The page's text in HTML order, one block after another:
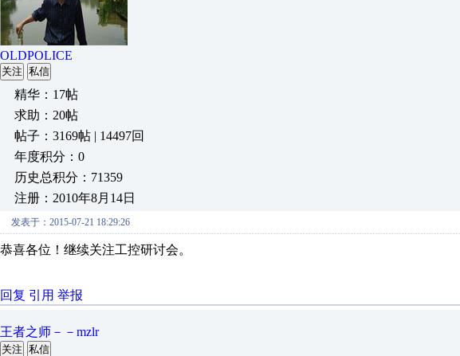
OLDPOLICE
关注 私信
精华：17帖
求助：20帖
帖子：3169帖 | 14497回
年度积分：0
历史总积分：71359
注册：2010年8月14日
发表于：2015-07-21 18:29:26
恭喜各位！继续关注工控研讨会。
回复 引用 举报
王者之师－－mzlr
关注 私信